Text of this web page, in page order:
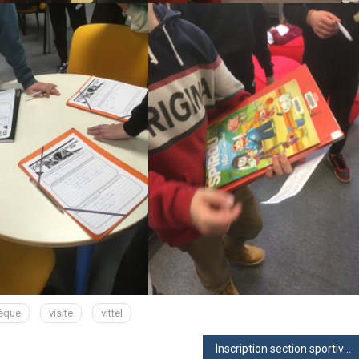
visite vittel